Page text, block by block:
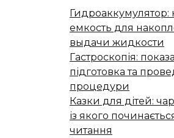
Гидроаккумулятор:
емкость для
выдачи жидкости
Гастроскопія:
підготовка та
процедури
Казки для дітей:
із якого
читання